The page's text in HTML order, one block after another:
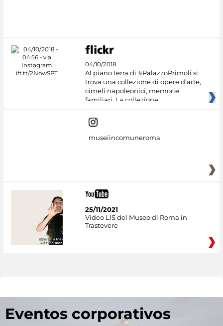
04/10/2018
Al piano terra di #PalazzoPrimoli si
trova una collezione di opere d’arte,
cimeli napoleonici, memorie
familiari. La collezione
museiincomuneroma
25/11/2021
Video LIS del Museo di Roma in
Trastevere
Eventos corporativos